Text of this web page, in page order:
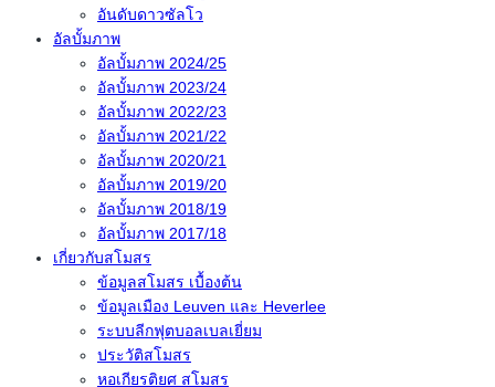
อันดับดาวซัลโว
อัลบั้มภาพ
อัลบั้มภาพ 2024/25
อัลบั้มภาพ 2023/24
อัลบั้มภาพ 2022/23
อัลบั้มภาพ 2021/22
อัลบั้มภาพ 2020/21
อัลบั้มภาพ 2019/20
อัลบั้มภาพ 2018/19
อัลบั้มภาพ 2017/18
เกี่ยวกับสโมสร
ข้อมูลสโมสร เบื้องต้น
ข้อมูลเมือง Leuven และ Heverlee
ระบบลีกฟุตบอลเบลเยี่ยม
ประวัติสโมสร
หอเกียรติยศ สโมสร